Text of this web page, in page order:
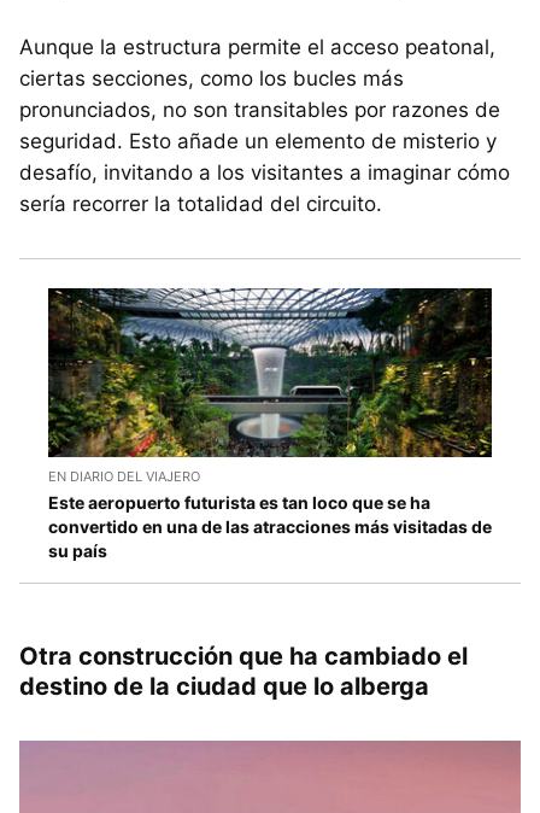
Aunque la estructura permite el acceso peatonal,
ciertas secciones, como los bucles más
pronunciados, no son transitables por razones de
seguridad. Esto añade un elemento de misterio y
desafío, invitando a los visitantes a imaginar cómo
sería recorrer la totalidad del circuito.
EN DIARIO DEL VIAJERO
Este aeropuerto futurista es tan loco que se ha
convertido en una de las atracciones más visitadas de
su país
Otra construcción que ha cambiado el
destino de la ciudad que lo alberga